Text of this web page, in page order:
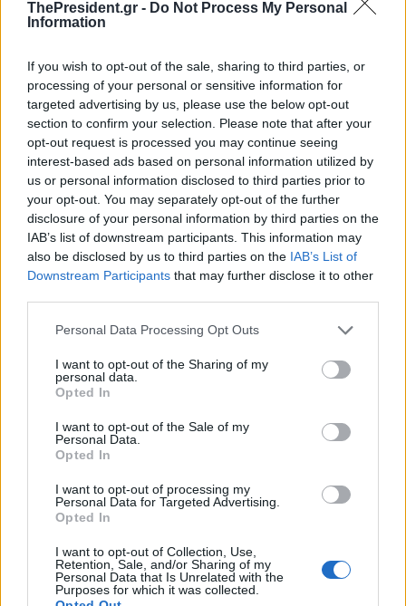
ThePresident.gr - Do Not Process My Personal
Information
If you wish to opt-out of the sale, sharing to third parties, or
processing of your personal or sensitive information for
targeted advertising by us, please use the below opt-out
section to confirm your selection. Please note that after your
opt-out request is processed you may continue seeing
interest-based ads based on personal information utilized by
us or personal information disclosed to third parties prior to
your opt-out. You may separately opt-out of the further
disclosure of your personal information by third parties on the
IAB’s list of downstream participants. This information may
also be disclosed by us to third parties on the IAB’s List of
Downstream Participants that may further disclose it to other
Personal Data Processing Opt Outs
I want to opt-out of the Sharing of my
personal data.
Opted In
I want to opt-out of the Sale of my
Personal Data.
Opted In
I want to opt-out of processing my
Personal Data for Targeted Advertising.
Opted In
I want to opt-out of Collection, Use,
Retention, Sale, and/or Sharing of my
Personal Data that Is Unrelated with the
Purposes for which it was collected.
Επιχείριση «Ασπίδες»: Δεν είναι προς το παρόν
δυνατή η ρυμούλκηση του MV Sounion
Η ρυμούλκηση του ελληνόκτητου δεξαμενόπλοιου MV
δυνατή, τουλάχιστον για...